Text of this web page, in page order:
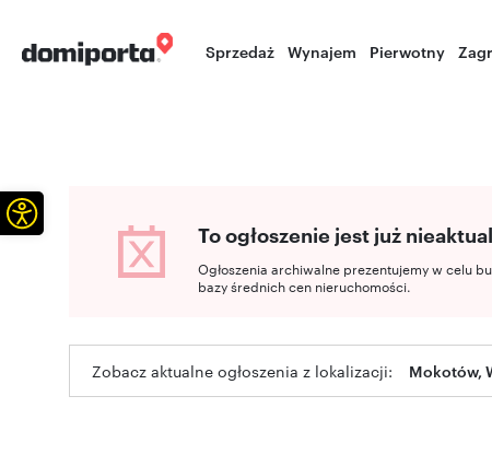
Sprzedaż Wynajem Pierwotny
To ogłoszenie jest już
Ogłoszenia archiwalne prezentujemy w celu
bazy średnich cen nieruchomości.
Zobacz aktualne ogłoszenia z lokalizacji: Mokotów,
Otwórz pasek narzędzi